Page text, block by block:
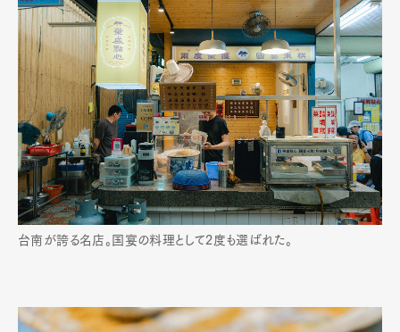
台南が誇る名店。国宴の料理として2度も選ばれた。